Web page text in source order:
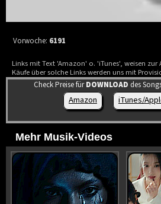
Vorwoche: 6191
Links mit Text 'Amazon' o. 'iTunes', weisen zur
Käufe über solche Links werden uns mit
Check Preise fürDOWNLOAD des
Amazon iTunes/
Mehr Musik-Videos